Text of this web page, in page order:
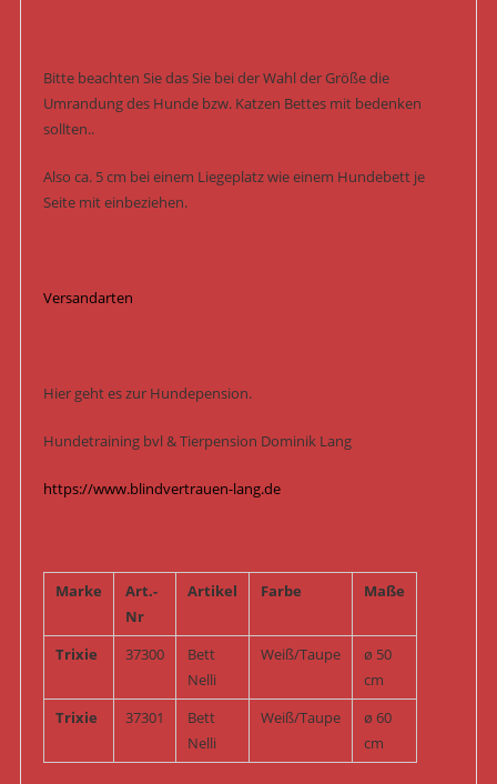
Bitte beachten Sie das Sie bei der Wahl der Größe die
Umrandung des Hunde bzw. Katzen Bettes mit bedenken
sollten..
Also ca. 5 cm bei einem Liegeplatz wie einem Hundebett je
Seite mit einbeziehen.
Versandarten
Hier geht es zur Hundepension.
Hundetraining bvl & Tierpension Dominik Lang
https://www.blindvertrauen-lang.de
Marke
Art.-
Nr
Artikel Farbe Maße
Trixie 37300
Bett
Nelli
Weiß/Taupe
ø 50
cm
Trixie
37301
Bett
Nelli
Weiß/Taupe
ø 60
cm